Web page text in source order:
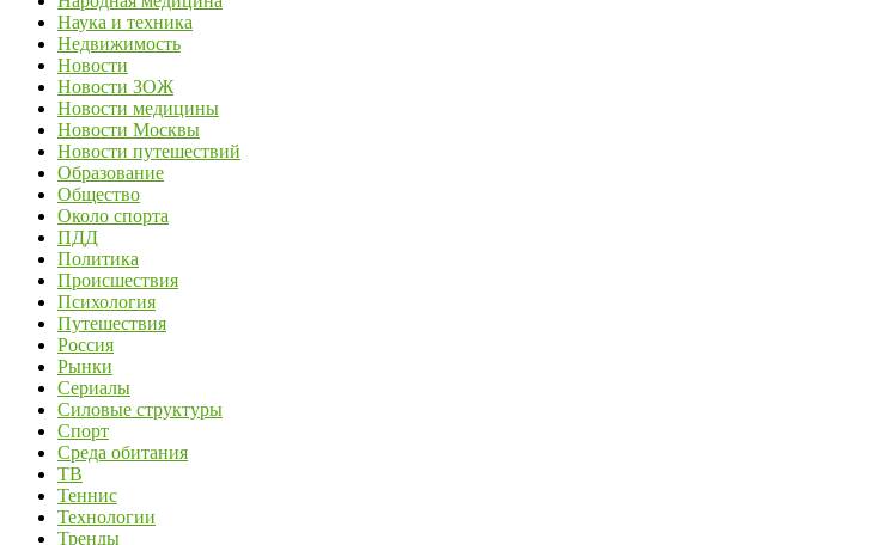
Наука и техника
Недвижимость
Новости
Новости ЗОЖ
Новости медицины
Новости Москвы
Новости путешествий
Образование
Общество
Около спорта
ПДД
Политика
Происшествия
Психология
Путешествия
Россия
Рынки
Сериалы
Силовые структуры
Спорт
Среда обитания
ТВ
Теннис
Технологии
Тренды